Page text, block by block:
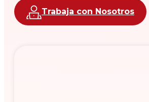
Trabaja con Nosotros